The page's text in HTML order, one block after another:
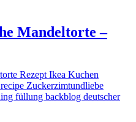
Mandeltorte –